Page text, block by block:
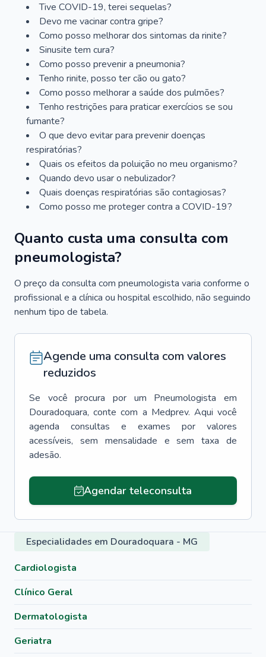
Tive COVID-19, terei sequelas?
Devo me vacinar contra gripe?
Como posso melhorar dos sintomas da rinite?
Sinusite tem cura?
Como posso prevenir a pneumonia?
Tenho rinite, posso ter cão ou gato?
Como posso melhorar a saúde dos pulmões?
Tenho restrições para praticar exercícios se sou
fumante?
O que devo evitar para prevenir doenças
respiratórias?
Quais os efeitos da poluição no meu organismo?
Quando devo usar o nebulizador?
Quais doenças respiratórias são contagiosas?
Como posso me proteger contra a COVID-19?
Quanto custa uma consulta com
pneumologista?
O preço da consulta com pneumologista varia conforme o
profissional e a clínica ou hospital escolhido, não seguindo
nenhum tipo de tabela.
Agende uma consulta com valores
reduzidos
Se você procura por um Pneumologista
em
Douradoquara, conte com a Medprev. Aqui você
agenda consultas e exames por valores
acessíveis, sem mensalidade e sem taxa de
adesão.
Agendar teleconsulta
Especialidades em Douradoquara - MG
Cardiologista
Clínico Geral
Dermatologista
Geriatra